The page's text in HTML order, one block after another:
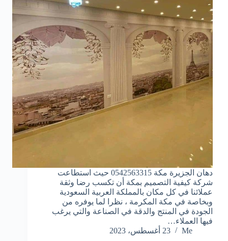
دهان الجزيرة مكة 0542563315 حيث استطاعت
شركة كيفية التصميم بمكة أن تكسب رضا وثقة
عملائنا في كل مكان بالمملكة العربية السعودية
وبخاصة في مكة المكرمة ، نظرا لما يوفره من
الجودة في المنتج والدقة في الصناعة والتي يرغب
فيها العملاء…
Me
23 أغسطس، 2023